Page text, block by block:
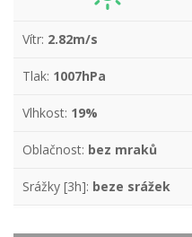
Vítr: 2.82m/s
Tlak: 1007hPa
Vlhkost: 19%
Oblačnost: bez mraků
Srážky [3h]: beze srážek